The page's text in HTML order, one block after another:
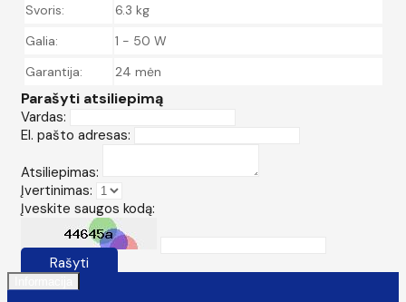
Svoris:
6.3 kg
Galia:
1 - 50 W
Garantija:
24 mėn
Parašyti atsiliepimą
Vardas:
El. pašto adresas:
Atsiliepimas:
Įvertinimas:
Įveskite saugos kodą:
Rašyti